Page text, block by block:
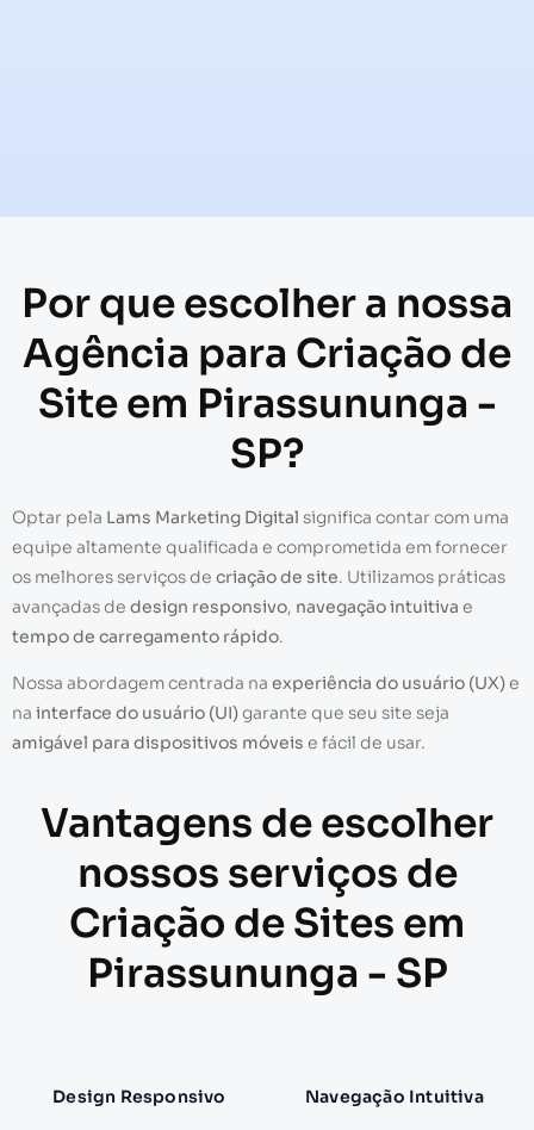
Por que escolher a nossa
Agência para Criação de
Site em Pirassununga -
SP?
Optar pela Lams Marketing Digital significa contar com uma
equipe altamente qualificada e comprometida em fornecer
os melhores serviços de criação de site. Utilizamos práticas
avançadas de design responsivo, navegação intuitiva e
tempo de carregamento rápido.
Nossa abordagem centrada na experiência do usuário (UX)e
na interface do usuário (UI)garante que seu site seja
amigável para dispositivos móveis e fácil de usar.
Vantagens de escolher
nossos serviços de
Criação de Sites em
Pirassununga - SP
Design Responsivo Navegação Intuitiva